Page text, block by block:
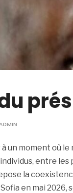
à un moment où
entre les
la
en mai